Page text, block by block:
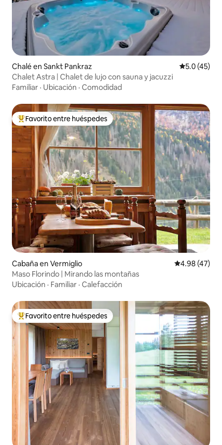
Chalé en Sankt Pankraz Calificación
5.0 (45)
Chalet Astra | Chalet de lujo con sauna y jacuzzi
Familiar · Ubicación · Comodidad
Favorito entre huéspedes preferido
Favorito entre huéspedes
Cabaña en Vermiglio Calificación
4.98 (47)
Maso Florindo | Mirando las montañas
Ubicación · Familiar · Calefacción
Favorito entre huéspedes preferido
Favorito entre huéspedes